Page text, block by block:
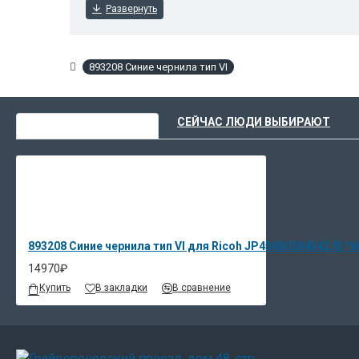
893208 Синие чернила тип VI
СЕЙЧАС ЛЮДИ ВЫБИРАЮТ
893208 Синие чернила тип VI для Ricoh JP4500/DX4542 (5
14970₽
Купить В закладки В сравнение